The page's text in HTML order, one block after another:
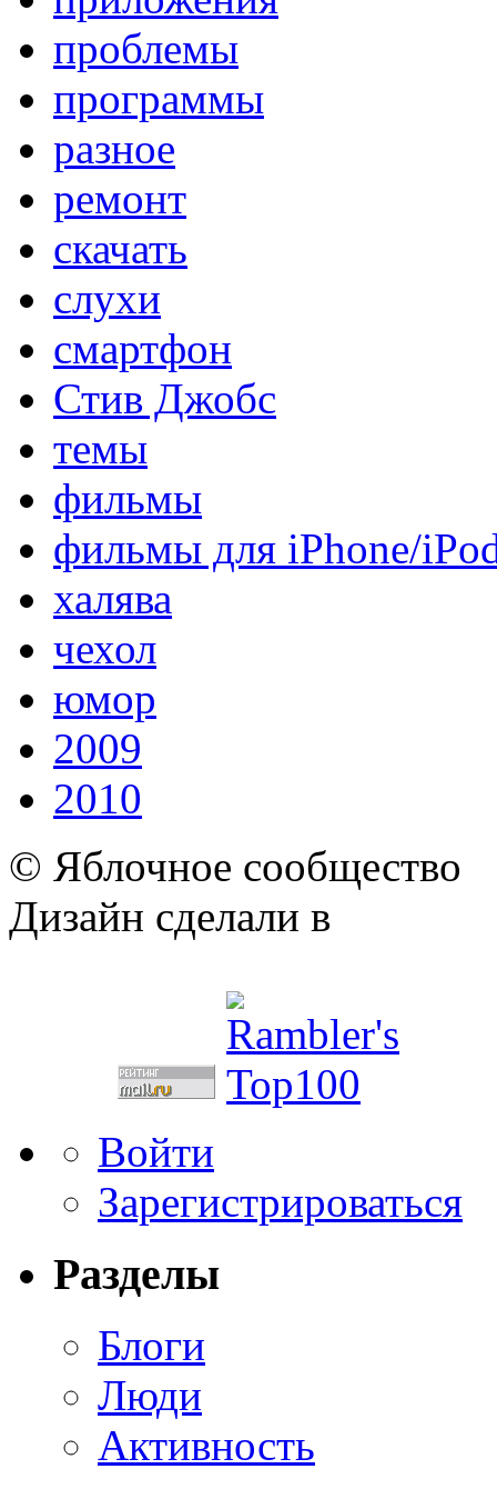
проблемы
программы
разное
ремонт
скачать
слухи
смартфон
Стив Джобс
темы
фильмы
фильмы для iPhone/
халява
чехол
юмор
2009
2010
© Яблочное сообщество
Дизайн сделали в
Войти
Зарегистрироваться
Разделы
Блоги
Люди
Активность